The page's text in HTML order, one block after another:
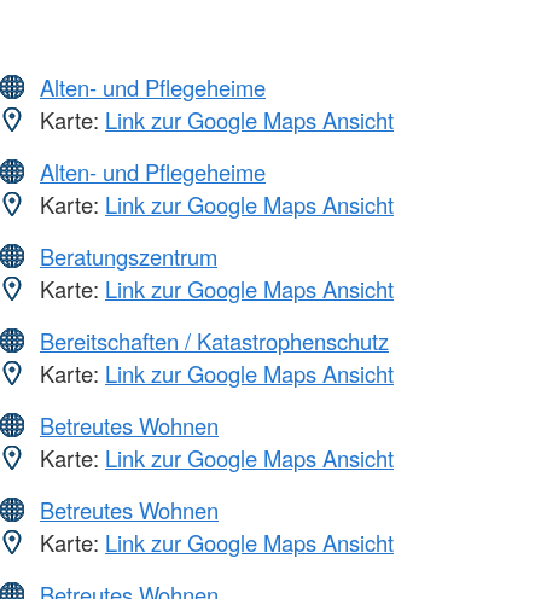
Alten- und Pflegeheime
Karte: Link zur Google Maps Ansicht
Alten- und Pflegeheime
Karte: Link zur Google Maps Ansicht
Beratungszentrum
Karte: Link zur Google Maps Ansicht
Bereitschaften / Katastrophenschutz
Karte: Link zur Google Maps Ansicht
Betreutes Wohnen
Karte: Link zur Google Maps Ansicht
Betreutes Wohnen
Karte: Link zur Google Maps Ansicht